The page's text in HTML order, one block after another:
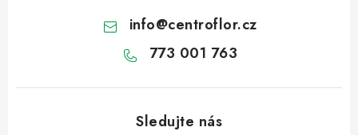
info@centroflor.cz
773 001 763